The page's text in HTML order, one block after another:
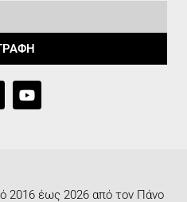
2016 έως 2026 από τον Πάνο